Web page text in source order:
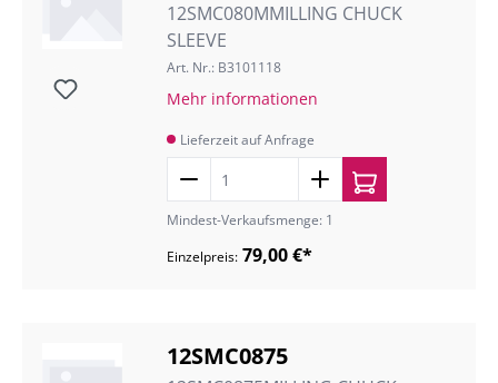
12SMC080MMILLING CHUCK
SLEEVE
Art. Nr.: B3101118
Mehr informationen
Lieferzeit auf Anfrage
Mindest-Verkaufsmenge: 1
Einzelpreis: 79,00 €*
12SMC0875